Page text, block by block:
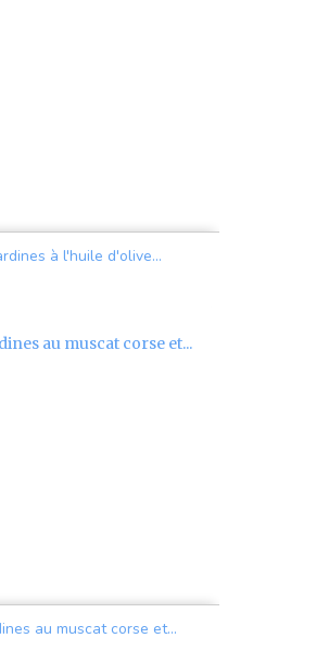
à l'huile d'olive...
au muscat corse et...